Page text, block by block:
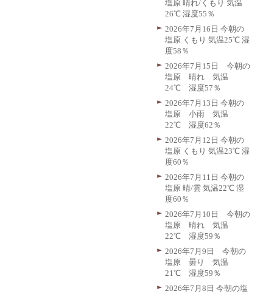
塩原 晴れ/くもり 気温
26℃ 湿度55％
2026年7月16日 今朝の
塩原 くもり 気温25℃ 湿
度58％
2026年7月15日 今朝の
塩原 晴れ 気温
24℃ 湿度57％
2026年7月13日 今朝の
塩原 小雨 気温
22℃ 湿度62％
2026年7月12日 今朝の
塩原 くもり 気温23℃ 湿
度60％
2026年7月11日 今朝の
塩原 晴/雲 気温22℃ 湿
度60％
2026年7月10日 今朝の
塩原 晴れ 気温
22℃ 湿度59％
2026年7月9日 今朝の
塩原 曇り 気温
21℃ 湿度59％
2026年7月8日 今朝の塩